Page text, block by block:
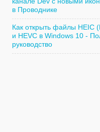
в Проводнике
Как открыть файлы HEIC
и HEVC в Windows 10 -
руководство